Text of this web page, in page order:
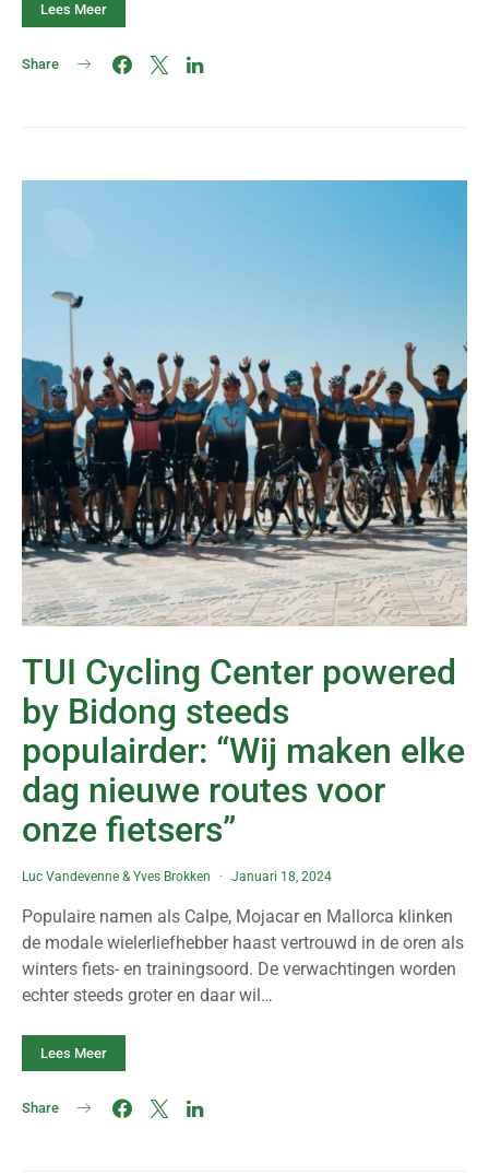
Lees Meer
Share
TUI Cycling Center powered
by Bidong steeds
populairder: “Wij maken elke
dag nieuwe routes voor
onze fietsers”
Luc Vandevenne &Yves Brokken Januari 18, 2024
Populaire namen als Calpe, Mojacar en Mallorca klinken
de modale wielerliefhebber haast vertrouwd in de oren als
winters fiets- en trainingsoord. De verwachtingen worden
echter steeds groter en daar wil…
Lees Meer
Share